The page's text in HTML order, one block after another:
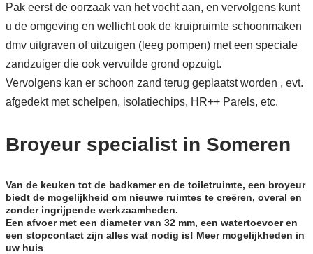
Pak eerst de oorzaak van het vocht aan, en vervolgens kunt
u de omgeving en wellicht ook de kruipruimte schoonmaken
dmv uitgraven of uitzuigen (leeg pompen) met een speciale
zandzuiger die ook vervuilde grond opzuigt.
Vervolgens kan er schoon zand terug geplaatst worden , evt.
afgedekt met schelpen, isolatiechips, HR++ Parels, etc.
Broyeur specialist in Someren
Van de keuken tot de badkamer en de toiletruimte, een broyeur
biedt de mogelijkheid om nieuwe ruimtes te creëren, overal en
zonder ingrijpende werkzaamheden.
Een afvoer met een diameter van 32 mm, een watertoevoer en
een stopcontact zijn alles wat nodig is! Meer mogelijkheden in
uw huis